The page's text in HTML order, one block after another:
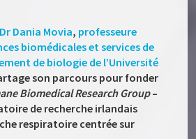
Dr Dania Movia, professeure
biomédicales et services de
de biologie de l’Université
son parcours pour fonder
Biomedical Research Group–
de recherche irlandais
respiratoire centrée sur